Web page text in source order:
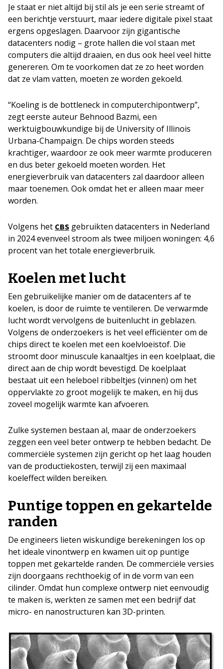
Je staat er niet altijd bij stil als je een serie streamt of
een berichtje verstuurt, maar iedere digitale pixel staat
ergens opgeslagen. Daarvoor zijn gigantische
datacenters nodig – grote hallen die vol staan met
computers die altijd draaien, en dus ook heel veel hitte
genereren. Om te voorkomen dat ze zo heet worden
dat ze vlam vatten, moeten ze worden gekoeld.
“Koeling is de bottleneck in computerchipontwerp”,
zegt eerste auteur Behnood Bazmi, een
werktuigbouwkundige bij de University of Illinois
Urbana-Champaign. De chips worden steeds
krachtiger, waardoor ze ook meer warmte produceren
en dus beter gekoeld moeten worden. Het
energieverbruik van datacenters zal daardoor alleen
maar toenemen. Ook omdat het er alleen maar meer
worden.
Volgens het CBS gebruikten datacenters in Nederland
in 2024 evenveel stroom als twee miljoen woningen: 4,6
procent van het totale energieverbruik.
Koelen met lucht
Een gebruikelijke manier om de datacenters af te
koelen, is door de ruimte te ventileren. De verwarmde
lucht wordt vervolgens de buitenlucht in geblazen.
Volgens de onderzoekers is het veel efficiënter om de
chips direct te koelen met een koelvloeistof. Die
stroomt door minuscule kanaaltjes in een koelplaat, die
direct aan de chip wordt bevestigd. De koelplaat
bestaat uit een heleboel ribbeltjes (vinnen) om het
oppervlakte zo groot mogelijk te maken, en hij dus
zoveel mogelijk warmte kan afvoeren.
Zulke systemen bestaan al, maar de onderzoekers
zeggen een veel beter ontwerp te hebben bedacht. De
commerciële systemen zijn gericht op het laag houden
van de productiekosten, terwijl zij een maximaal
koeleffect wilden bereiken.
Puntige toppen en gekartelde
randen
De engineers lieten wiskundige berekeningen los op
het ideale vinontwerp en kwamen uit op puntige
toppen met gekartelde randen. De commerciële versies
zijn doorgaans rechthoekig of in de vorm van een
cilinder. Omdat hun complexe ontwerp niet eenvoudig
te maken is, werkten ze samen met een bedrijf dat
micro- en nanostructuren kan 3D-printen.